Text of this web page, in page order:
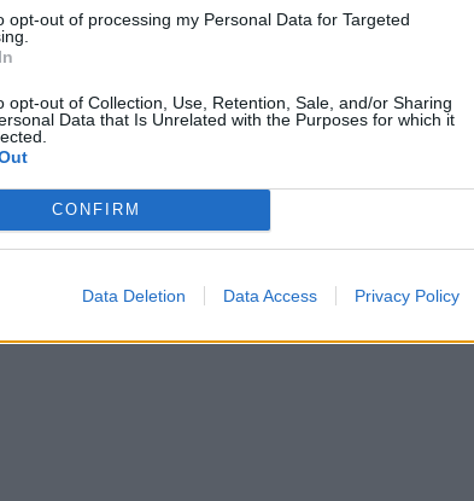
opt-out of processing my Personal Data for Targeted
opt-out of Collection, Use, Retention, Sale, and/or Sharing
Data that Is Unrelated with the Purposes for which it
CONFIRM
Data Deletion Data Access Privacy Policy